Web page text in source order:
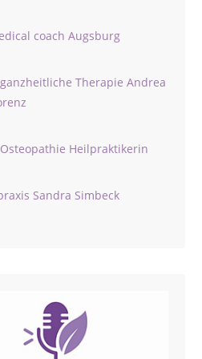
coach Augsburg
Therapie Andrea
Heilpraktikerin
Sandra Simbeck